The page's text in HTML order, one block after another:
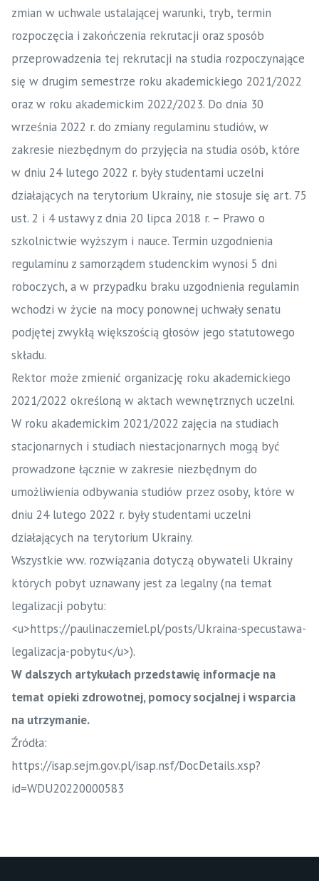
zmian w uchwale ustalającej warunki, tryb, termin
rozpoczęcia i zakończenia rekrutacji oraz sposób
przeprowadzenia tej rekrutacji na studia rozpoczynające
się w drugim semestrze roku akademickiego 2021/2022
oraz w roku akademickim 2022/2023. Do dnia 30
września 2022 r. do zmiany regulaminu studiów, w
zakresie niezbędnym do przyjęcia na studia osób, które
w dniu 24 lutego 2022 r. były studentami uczelni
działających na terytorium Ukrainy, nie stosuje się art. 75
ust. 2 i 4 ustawy z dnia 20 lipca 2018 r. – Prawo o
szkolnictwie wyższym i nauce. Termin uzgodnienia
regulaminu z samorządem studenckim wynosi 5 dni
roboczych, a w przypadku braku uzgodnienia regulamin
wchodzi w życie na mocy ponownej uchwały senatu
podjętej zwykłą większością głosów jego statutowego
składu.
Rektor może zmienić organizację roku akademickiego
2021/2022 określoną w aktach wewnętrznych uczelni.
W roku akademickim 2021/2022 zajęcia na studiach
stacjonarnych i studiach niestacjonarnych mogą być
prowadzone łącznie w zakresie niezbędnym do
umożliwienia odbywania studiów przez osoby, które w
dniu 24 lutego 2022 r. były studentami uczelni
działających na terytorium Ukrainy.
Wszystkie ww. rozwiązania dotyczą obywateli Ukrainy
których pobyt uznawany jest za legalny (na temat
legalizacji pobytu:
<u>https://paulinaczemiel.pl/posts/Ukraina-specustawa-
legalizacja-pobytu</u>).
W dalszych artykułach przedstawię informacje na
temat opieki zdrowotnej, pomocy socjalnej i wsparcia
na utrzymanie.
Źródła:
https://isap.sejm.gov.pl/isap.nsf/DocDetails.xsp?
id=WDU20220000583